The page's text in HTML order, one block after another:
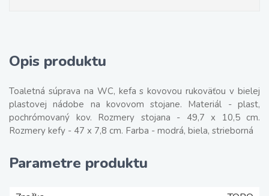
Opis produktu
Toaletná súprava na WC, kefa s kovovou rukoväťou v bielej
plastovej nádobe na kovovom stojane. Materiál - plast,
pochrómovaný kov. Rozmery stojana - 49,7 x 10,5 cm.
Rozmery kefy - 47 x 7,8 cm. Farba - modrá, biela, strieborná
Parametre produktu